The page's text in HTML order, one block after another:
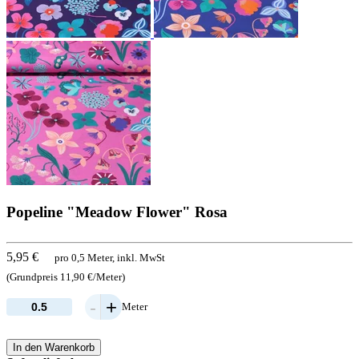
Popeline "Meadow Flower" Rosa
5,95 €
pro 0,5 Meter, inkl. MwSt
(Grundpreis 11,90 €/Meter)
- + Meter
In den Warenkorb